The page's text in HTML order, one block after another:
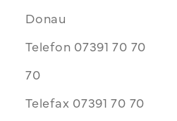
Donau
Telefon 07391 70 70
70
Telefax 07391 70 70